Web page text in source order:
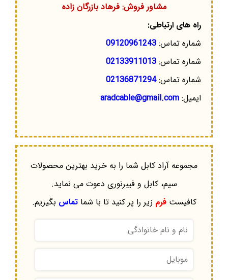
مشاور فروش: فرهاد بازرگان زاده
راه های ارتباطی:
شماره تماس: 09120961243
شماره تماس: 02133911013
شماره تماس:02136871294
ایمیل: aradcable@gmail.com
مجموعه آراد کابل شما را به خرید بهترین محصولات
سیم، کابل و فیبرنوری دعوت می نماید.
کافیستفرم زیر را پر کنید تا با شماتماس بگیریم.